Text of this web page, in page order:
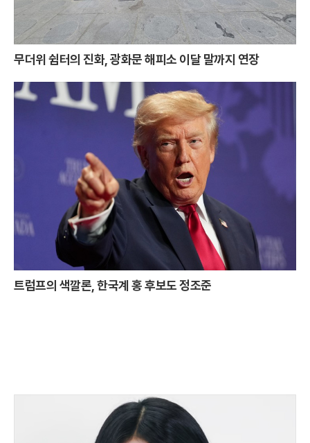
무더위 쉼터의 진화, 광화문 해피소 이달 말까지 연장
트럼프의 색깔론, 한국계 홍 후보도 정조준